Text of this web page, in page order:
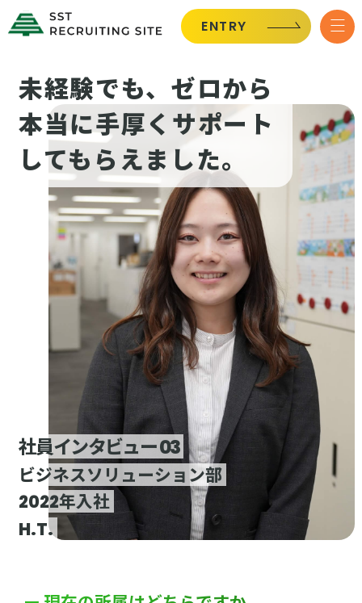
ENTRY
未経験でも、ゼロから
本当に手厚くサポート
してもらえました。
社員インタビュー 03
ビジネスソリューション部
2022年入社
H.T.